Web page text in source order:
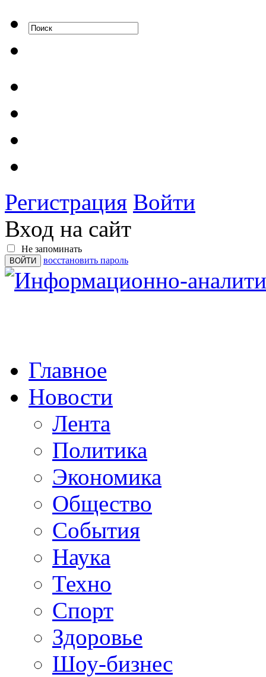
Регистрация Войти
Вход на сайт
Не запоминать
восстановить пароль
Главное
Новости
Лента
Политика
Экономика
Общество
События
Наука
Техно
Спорт
Здоровье
Шоу-бизнес